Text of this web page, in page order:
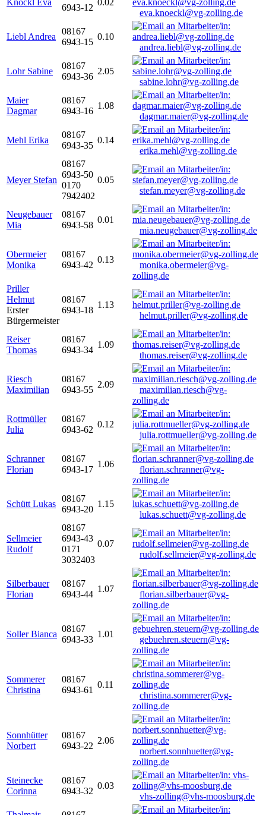
Knöckl Eva
6943-12
0.02
eva.knoeckl@vg-zolling.de
Liebl Andrea
08167
6943-15
0.10
andrea.liebl@vg-zolling.de
Lohr Sabine
08167
6943-36
2.05
sabine.lohr@vg-zolling.de
Maier
Dagmar
08167
6943-16
1.08
dagmar.maier@vg-zolling.de
Mehl Erika
08167
6943-35
0.14
erika.mehl@vg-zolling.de
Meyer Stefan
08167
6943-50
0170
7942402
0.05
stefan.meyer@vg-zolling.de
Neugebauer
Mia
08167
6943-58
0.01
mia.neugebauer@vg-zolling.de
Obermeier
Monika
08167
6943-42
0.13
monika.obermeier@vg-
zolling.de
Priller
Helmut
Erster
Bürgermeister
08167
6943-18
1.13
helmut.priller@vg-zolling.de
Reiser
Thomas
08167
6943-34
1.09
thomas.reiser@vg-zolling.de
Riesch
Maximilian
08167
6943-55
2.09
maximilian.riesch@vg-
zolling.de
Rottmüller
Julia
08167
6943-62
0.12
julia.rottmueller@vg-zolling.de
Schranner
Florian
08167
6943-17
1.06
florian.schranner@vg-
zolling.de
Schütt Lukas
08167
6943-20
1.15
lukas.schuett@vg-zolling.de
Sellmeier
Rudolf
08167
6943-43
0171
3032403
0.07
rudolf.sellmeier@vg-zolling.de
Silberbauer
Florian
08167
6943-44
1.07
florian.silberbauer@vg-
zolling.de
Soller Bianca
08167
6943-33
1.01
gebuehren.steuern@vg-
zolling.de
Sommerer
Christina
08167
6943-61
0.11
christina.sommerer@vg-
zolling.de
Sonnhütter
Norbert
08167
6943-22
2.06
norbert.sonnhuetter@vg-
zolling.de
Steinecke
Corinna
08167
6943-32
0.03
vhs-zolling@vhs-moosburg.de